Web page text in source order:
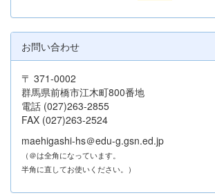
お問い合わせ
〒 371-0002
群馬県前橋市江木町800番地
電話 (027)263-2855
FAX (027)263-2524
maehigashi-hs＠edu-g.gsn.ed.jp
（＠は全角になっています。
半角に直してお使いください。）